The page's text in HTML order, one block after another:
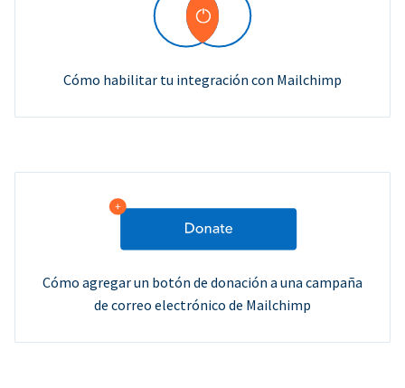
Cómo habilitar tu integración con Mailchimp
Cómo agregar un botón de donación a una campaña
de correo electrónico de Mailchimp